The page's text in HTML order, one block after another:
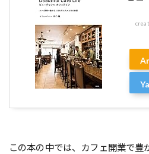
この本の中では、カフェ開業で豊